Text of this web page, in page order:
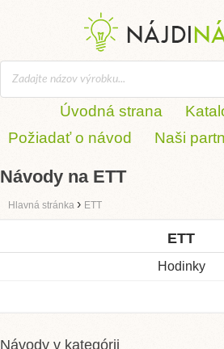
Úvodná strana
Požiadať o návod
Naši
Návody na ETT
Hlavná stránka › ETT
ETT
Hodinky
Návody v kategórii